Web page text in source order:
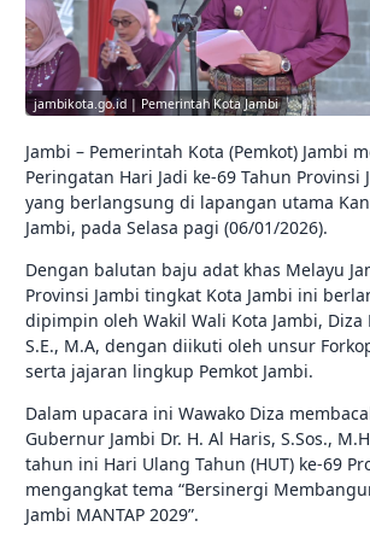
jambikota.go.id | Pemerintah Kota Jambi
Jambi – Pemerintah Kota (Pemkot) Jambi
Peringatan Hari Jadi ke-69 Tahun Provinsi
yang berlangsung di lapangan utama
Jambi, pada Selasa pagi (06/01/2026).
Dengan balutan baju adat khas Melayu
Provinsi Jambi tingkat Kota Jambi ini
dipimpin oleh Wakil Wali Kota Jambi, Diza
S.E., M.A, dengan diikuti oleh unsur
serta jajaran lingkup Pemkot Jambi.
Dalam upacara ini Wawako Diza
Gubernur Jambi Dr. H. Al Haris, S.Sos.,
tahun ini Hari Ulang Tahun (HUT) ke-69
mengangkat tema “Bersinergi
Jambi MANTAP 2029”.